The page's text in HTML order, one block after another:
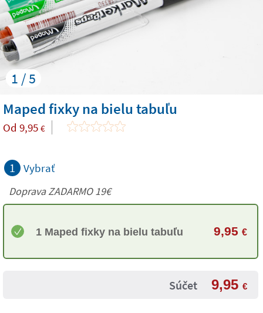
1 / 5
Maped fixky na bielu tabuľu
Od 9,95 €
1 Vybrať
Doprava ZADARMO 19€
1 Maped fixky na bielu tabuľu 9,95 €
Súčet 9,95 €